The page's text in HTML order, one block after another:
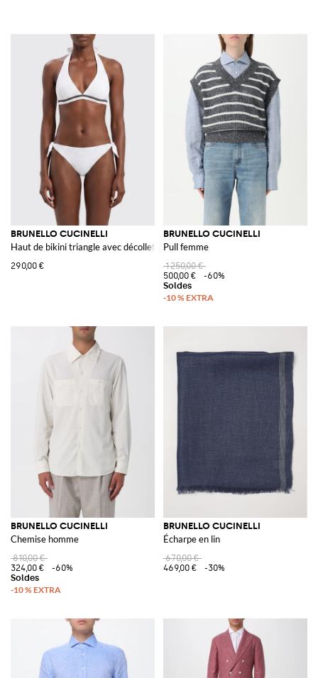
BRUNELLO CUCINELLI
Haut de bikini triangle avec décolleté en V et bijou monili
290,00 €
BRUNELLO CUCINELLI
Pull femme
1 250,00 €
500,00 €
-60%
BRUNELLO CUCINELLI
Chemise homme
810,00 €
324,00 €
-60%
BRUNELLO CUCINELLI
Écharpe en lin
670,00 €
469,00 €
-30%